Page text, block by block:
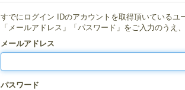
すでにログイン IDのアカウントを取得頂いているユ
「メールアドレス」「パスワード」をご入力のうえ
メールアドレス
パスワード